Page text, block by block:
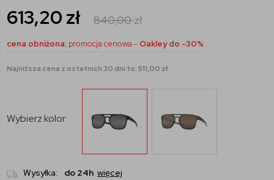
613,20 zł 840,00zł
cena obniżona: promocja cenowa - Oakley do -30%
Najniższa cena z ostatnich 30 dni to: 511,00 zł
Wybierz kolor:
Wysyłka: do 24h więcej